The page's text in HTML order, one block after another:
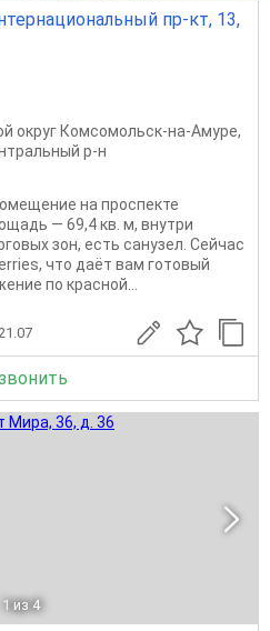
пр-кт, 13,
округ Комсомольск-на-Амуре,
р-н
на проспекте
— 69,4 кв. м, внутри
зон, есть санузел. Сейчас
что даёт вам готовый
по красной...
21.07
1 из 4